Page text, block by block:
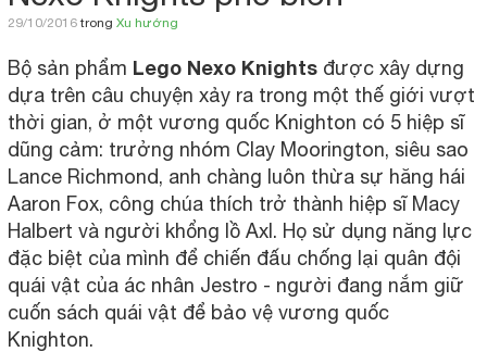
29/10/2016trong Xu hướng
Bộ sản phẩm Lego Nexo Knights được xây dựng
dựa trên câu chuyện xảy ra trong một thế giới vượt
thời gian, ở một vương quốc Knighton có 5 hiệp sĩ
dũng cảm: trưởng nhóm Clay Moorington, siêu sao
Lance Richmond, anh chàng luôn thừa sự hăng hái
Aaron Fox, công chúa thích trở thành hiệp sĩ Macy
Halbert và người khổng lồ Axl. Họ sử dụng năng lực
đặc biệt của mình để chiến đấu chống lại quân đội
quái vật của ác nhân Jestro - người đang nắm giữ
cuốn sách quái vật để bảo vệ vương quốc
Knighton.